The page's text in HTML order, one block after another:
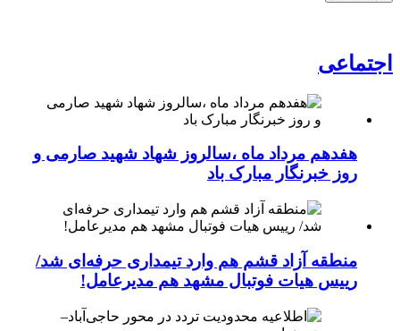
اجتماعی
هفدهم مرداد ماه ،سالروز شهاد شهید صارمی و
روز خبرنگار مبارک باد
منطقه آزاد قشم هم وارد تیمداری حرفه‌ای شد/
رییس هیات فوتبال مشهد هم مدیرعامل!